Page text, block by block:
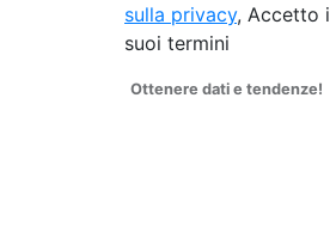
sulla privacy, Accetto i
suoi termini
Ottenere dati e tendenze!